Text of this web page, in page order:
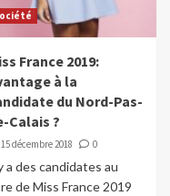
France 2019:
à la
du Nord-Pas-
Calais ?
15 décembre 2018 0
a des candidates au
de Miss France 2019